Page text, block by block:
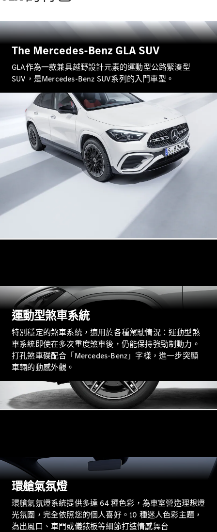
純電動
CLA Saloon
C-Class
Saloon
C-
Class
Saloon
E-Class
Saloon
S-Class
Saloon
Mercedes-
Maybach
S-Class
全新型號
SUV
Maybach
GLB
GLC
純電動
GLC
GLC Coupé
GLE
GLS
Mercedes-
Maybach
GLS
純電動
G-Class
小型轎車
A-Class
Hatchback
轎跑車
The Mercedes-Benz GLA SUV
GLA作為一款兼具越野設計元素的運動型公路緊湊型
SUV，是Mercedes-Benz SUV系列的入門車型。
運動型煞車系統
特別穩定的煞車系統，適用於各種駕駛情況：運動型煞
車系統即使在多次重度煞車後，仍能保持強勁制動力。
打孔煞車碟配合「Mercedes-Benz」字樣，進一步突顯
車輛的動感外觀。
環艙氣氛燈
環艙氣氛燈系統提供多達 64 種色彩，為車室營造理想燈
光氛圍，完全依照您的個人喜好。10 種迷人色彩主題，
為出風口、車門或儀錶板等細節打造情感舞台